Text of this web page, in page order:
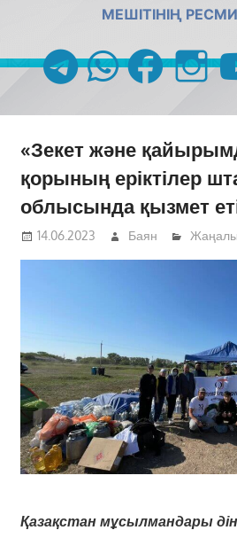
МЕШІТІНІҢ
telegramwhatsappfacebook
«Зекет және
қорының еріктілер
облысында қызмет
14.06.2023 Баян
Қазақстан мұсылмандары